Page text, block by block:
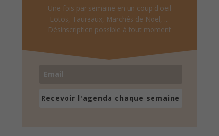
Une fois par semaine en un coup d'oeil
Lotos, Taureaux, Marchés de Noël, ...
Désinscription possible à tout moment
Recevoir l'agenda chaque semaine